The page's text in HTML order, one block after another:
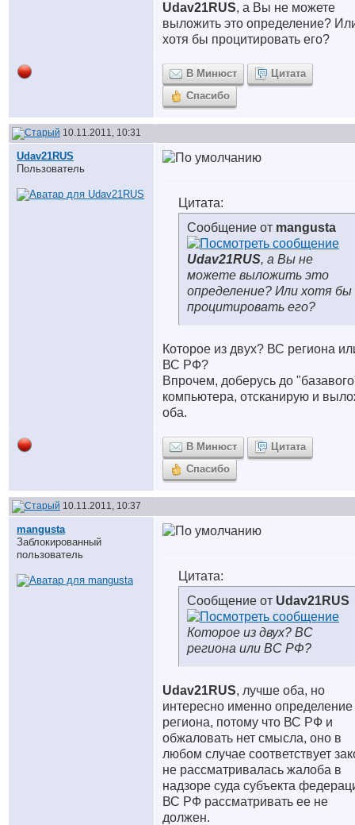
Udav21RUS, а Вы не можете
выложить это определение?
хотя бы процитировать его?
В Минюст
Цитата
Спасибо
10.11.2011, 10:31
Udav21RUS
Пользователь
Цитата:
Сообщение от mangusta
Udav21RUS, а Вы не
можете выложить это
определение? Или хотя бы
процитировать его?
Которое из двух? ВС региона
ВС РФ?
Впрочем, доберусь до
компьютера, отсканирую и
оба.
В Минюст
Цитата
Спасибо
10.11.2011, 10:37
mangusta
Заблокированный
пользователь
Цитата:
Сообщение от Udav21RUS
Которое из двух? ВС
региона или ВС РФ?
Udav21RUS, лучше оба, но
интересно именно
региона, потому что ВС РФ и
обжаловать нет смысла, оно в
любом случае соответствует
не рассматривалась жалоба в
надзоре суда субъекта
ВС РФ рассматривать ее не
должен.